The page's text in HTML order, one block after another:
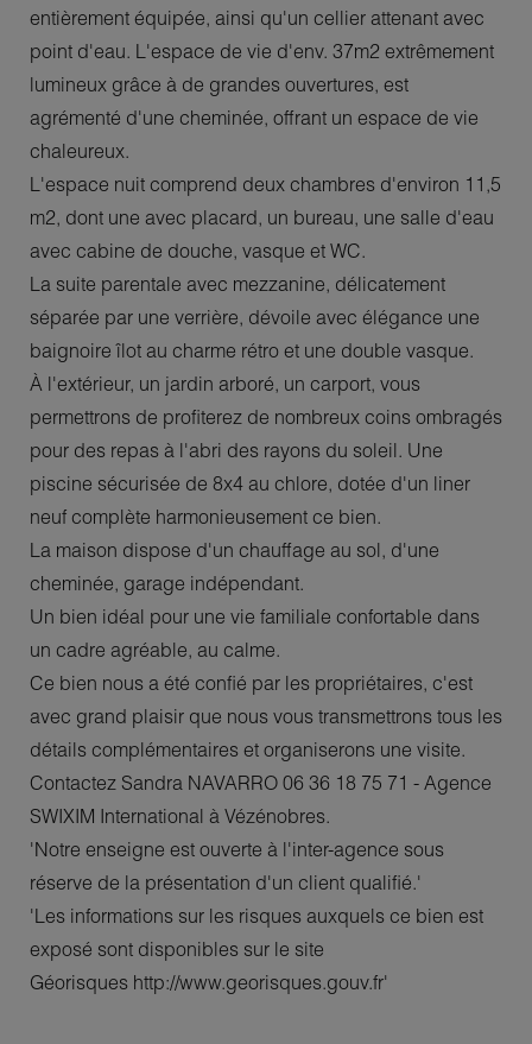
entièrement équipée, ainsi qu'un cellier attenant avec
point d'eau. L'espace de vie d'env. 37m2 extrêmement
lumineux grâce à de grandes ouvertures, est
agrémenté d'une cheminée, offrant un espace de vie
chaleureux.
L'espace nuit comprend deux chambres d'environ 11,5
m2, dont une avec placard, un bureau, une salle d'eau
avec cabine de douche, vasque et WC.
La suite parentale avec mezzanine, délicatement
séparée par une verrière, dévoile avec élégance une
baignoire îlot au charme rétro et une double vasque.
À l'extérieur, un jardin arboré, un carport, vous
permettrons de profiterez de nombreux coins ombragés
pour des repas à l'abri des rayons du soleil. Une
piscine sécurisée de 8x4 au chlore, dotée d'un liner
neuf complète harmonieusement ce bien.
La maison dispose d'un chauffage au sol, d'une
cheminée, garage indépendant.
Un bien idéal pour une vie familiale confortable dans
un cadre agréable, au calme.
Ce bien nous a été confié par les propriétaires, c'est
avec grand plaisir que nous vous transmettrons tous les
détails complémentaires et organiserons une visite.
Contactez Sandra NAVARRO 06 36 18 75 71 - Agence
SWIXIM International à Vézénobres.
'Notre enseigne est ouverte à l'inter-agence sous
réserve de la présentation d'un client qualifié.'
'Les informations sur les risques auxquels ce bien est
exposé sont disponibles sur le site
Géorisques http://www.georisques.gouv.fr'